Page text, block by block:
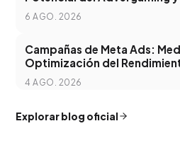
Programática
6 AGO. 2026
Campañas de Meta Ads:
Optimización del
4 AGO. 2026
Explorar blog oficial